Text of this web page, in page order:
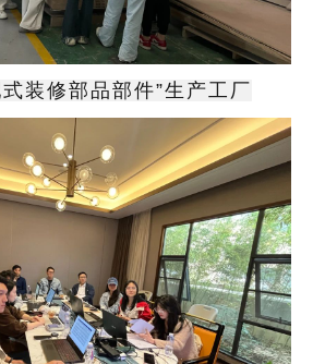
装修部品部件”生产工厂